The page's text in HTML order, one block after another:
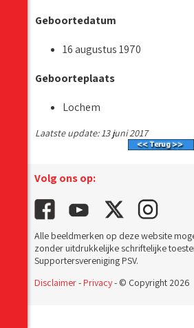
Geboortedatum
16 augustus 1970
Geboorteplaats
Lochem
Laatste update: 13 juni 2017
Volg ons op:
Alle beeldmerken op deze website
zonder uitdrukkelijke schriftelijke
Supportersvereniging PSV.
Disclaimer-Privacy- © Copyright 2026